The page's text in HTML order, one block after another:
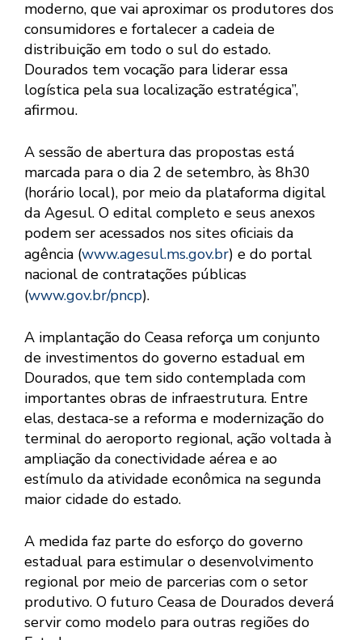
moderno, que vai aproximar os produtores dos
consumidores e fortalecer a cadeia de
distribuição em todo o sul do estado.
Dourados tem vocação para liderar essa
logística pela sua localização estratégica”,
afirmou.
A sessão de abertura das propostas está
marcada para o dia 2 de setembro, às 8h30
(horário local), por meio da plataforma digital
da Agesul. O edital completo e seus anexos
podem ser acessados nos sites oficiais da
agência (www.agesul.ms.gov.br) e do portal
nacional de contratações públicas
(www.gov.br/pncp).
A implantação do Ceasa reforça um conjunto
de investimentos do governo estadual em
Dourados, que tem sido contemplada com
importantes obras de infraestrutura. Entre
elas, destaca-se a reforma e modernização do
terminal do aeroporto regional, ação voltada à
ampliação da conectividade aérea e ao
estímulo da atividade econômica na segunda
maior cidade do estado.
A medida faz parte do esforço do governo
estadual para estimular o desenvolvimento
regional por meio de parcerias com o setor
produtivo. O futuro Ceasa de Dourados deverá
servir como modelo para outras regiões do